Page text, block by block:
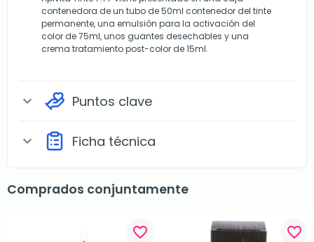
contenedora de un tubo de 50ml contenedor del tinte
permanente, una emulsión para la activación del
color de 75ml, unos guantes desechables y una
crema tratamiento post-color de 15ml.
expand_more Puntos clave
expand_more Ficha técnica
Comprados conjuntamente
favorite_border favorite_border